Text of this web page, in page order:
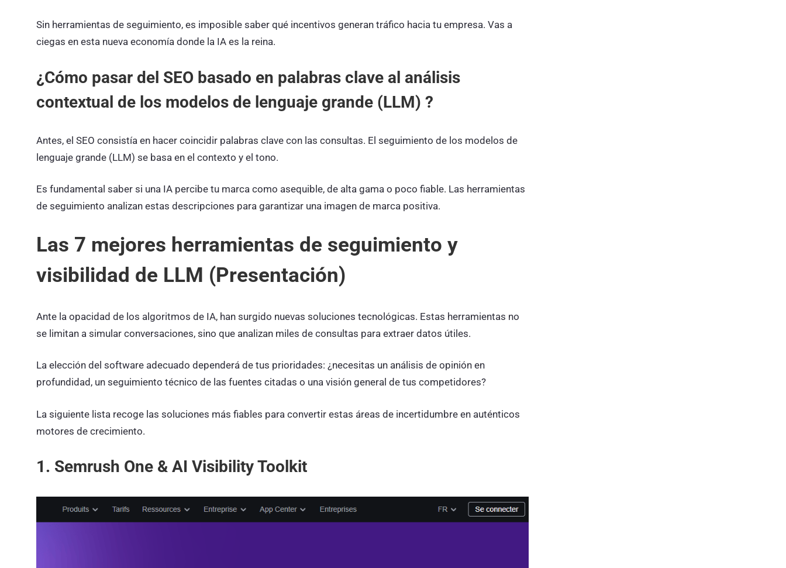
Sin herramientas de seguimiento, es imposible saber qué incentivos generan tráfico hacia tu empresa. Vas a
ciegas en esta nueva economía donde la IA es la reina.
¿Cómo pasar del SEO basado en palabras clave al análisis
contextual de los modelos de lenguaje grande (LLM) ?
Antes, el SEO consistía en hacer coincidir palabras clave con las consultas. El seguimiento de los modelos de
lenguaje grande (LLM) se basa en el contexto y el tono.
Es fundamental saber si una IA percibe tu marca como asequible, de alta gama o poco fiable. Las herramientas
de seguimiento analizan estas descripciones para garantizar una imagen de marca positiva.
Las 7 mejores herramientas de seguimiento y
visibilidad de LLM (Presentación)
Ante la opacidad de los algoritmos de IA, han surgido nuevas soluciones tecnológicas. Estas herramientas no
se limitan a simular conversaciones, sino que analizan miles de consultas para extraer datos útiles.
La elección del software adecuado dependerá de tus prioridades: ¿necesitas un análisis de opinión en
profundidad, un seguimiento técnico de las fuentes citadas o una visión general de tus competidores?
La siguiente lista recoge las soluciones más fiables para convertir estas áreas de incertidumbre en auténticos
motores de crecimiento.
1. Semrush One & AI Visibility Toolkit